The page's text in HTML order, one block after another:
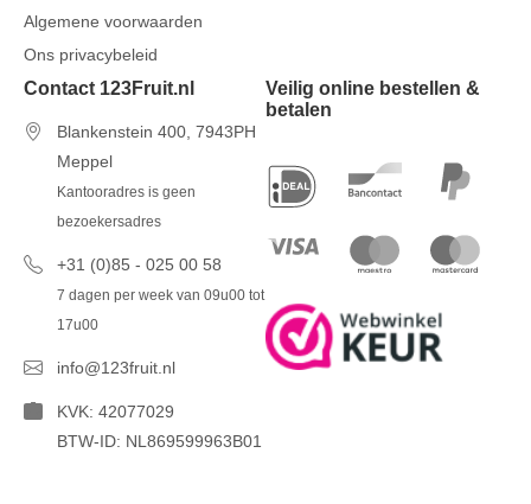
Algemene voorwaarden
Ons privacybeleid
Contact 123Fruit.nl
Blankenstein 400, 7943PH
Meppel
Kantooradres is geen
bezoekersadres
+31 (0)85 - 025 00 58
7 dagen per week van 09u00 tot
17u00
info@123fruit.nl
KVK: 42077029
BTW-ID: NL869599963B01
Veilig online bestellen &
betalen